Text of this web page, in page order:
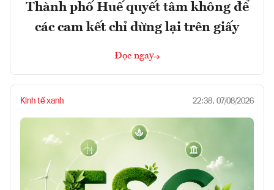
Thành phố Huế quyết tâm không để
các cam kết chỉ dừng lại trên giấy
Đọc ngay
Kinh tế xanh 22:38, 07/08/2026